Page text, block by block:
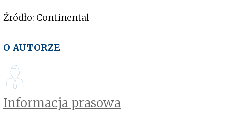
Źródło: Continental
O AUTORZE
Informacja prasowa